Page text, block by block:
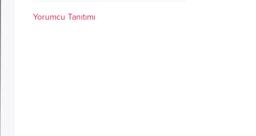
Yorumcu Tanıtımı